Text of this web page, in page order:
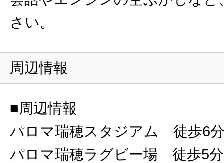
さい。
周辺情報
■周辺情報
パロマ瑞穂スタジアム 徒歩6
パロマ瑞穂ラグビー場 徒歩5分